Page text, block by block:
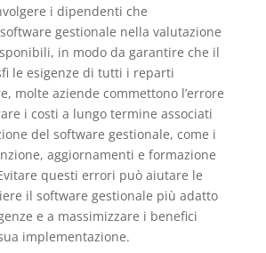
i dipendenti che
gestionale nella valutazione
in modo da garantire che il
le esigenze di tutti i reparti
molte aziende commettono l’errore
i costi a lungo termine associati
del software gestionale, come i
aggiornamenti e formazione
questi errori può aiutare le
il software gestionale più adatto
e a massimizzare i benefici
implementazione.